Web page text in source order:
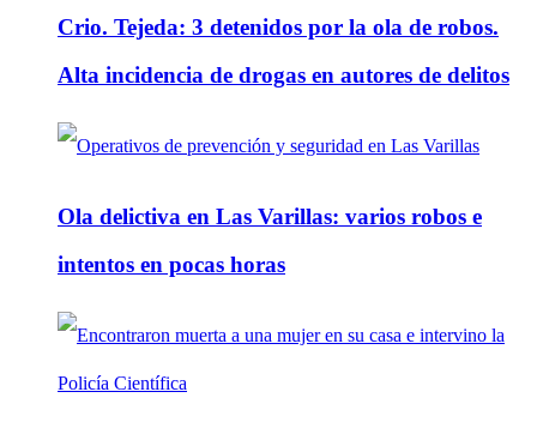
Crio. Tejeda: 3 detenidos por la ola de robos.
Alta incidencia de drogas en autores de delitos
Ola delictiva en Las Varillas: varios robos e
intentos en pocas horas